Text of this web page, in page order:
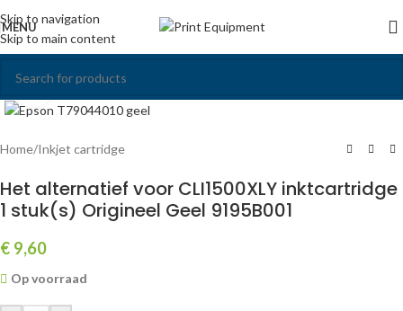
Skip to navigation
Skip to main content
MENU
Click to enlarge
Home/Inkjet cartridge
Het alternatief voor CLI1500XLY inktcartridge
1 stuk(s) Origineel Geel 9195B001
€ 9,60
Op voorraad